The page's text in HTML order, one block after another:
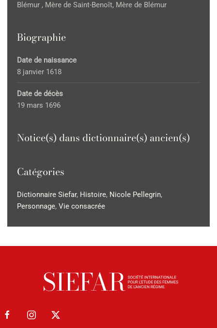
Blémur , Mère de Saint-Benoît, Mère de Blémur
Biographie
Date de naissance
8 janvier 1618
Date de décès
19 mars 1696
Notice(s) dans dictionnaire(s) ancien(s)
Catégories
Dictionnaire Siefar, Histoire, Nicole Pellegrin,
Personnage, Vie consacrée